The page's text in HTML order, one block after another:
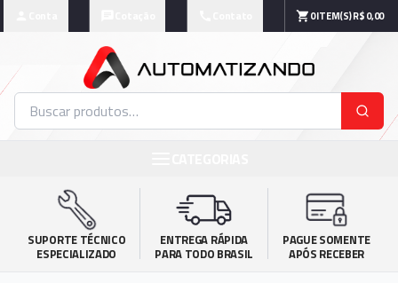
0ITEM(S)R$ 0,00
SUPORTE TÉCNICO
ESPECIALIZADO
ENTREGA RÁPIDA
PARA TODO BRASIL
PAGUE SOMENTE
APÓS RECEBER